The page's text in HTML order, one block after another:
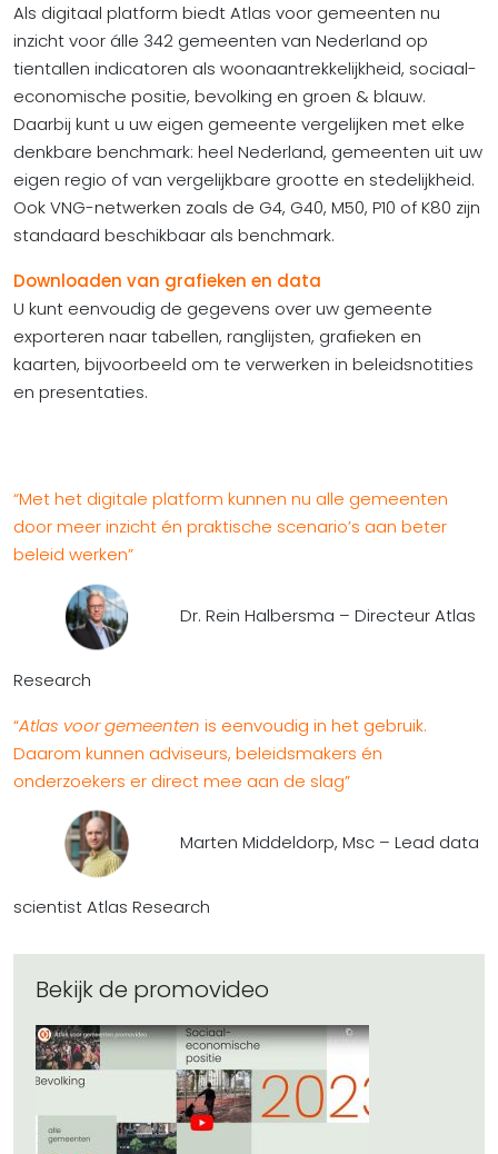
Als digitaal platform biedt Atlas voor gemeenten nu
inzicht voor álle 342 gemeenten van Nederland op
tientallen indicatoren als woonaantrekkelijkheid, sociaal-
economische positie, bevolking en groen & blauw.
Daarbij kunt u uw eigen gemeente vergelijken met elke
denkbare benchmark: heel Nederland, gemeenten uit uw
eigen regio of van vergelijkbare grootte en stedelijkheid.
Ook VNG-netwerken zoals de G4, G40, M50, P10 of K80 zijn
standaard beschikbaar als benchmark.
Downloaden van grafieken en data
U kunt eenvoudig de gegevens over uw gemeente
exporteren naar tabellen, ranglijsten, grafieken en
kaarten, bijvoorbeeld om te verwerken in beleidsnotities
en presentaties.
“Met het digitale platform kunnen nu alle gemeenten
door meer inzicht én praktische scenario’s aan beter
beleid werken”
Dr. Rein Halbersma – Directeur Atlas
Research
“Atlas voor gemeenten is eenvoudig in het gebruik.
Daarom kunnen adviseurs, beleidsmakers én
onderzoekers er direct mee aan de slag”
Marten Middeldorp, Msc – Lead data
scientist Atlas Research
Bekijk de promovideo